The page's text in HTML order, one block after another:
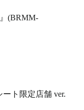
(BRMM-
ト限定店舗 ver.